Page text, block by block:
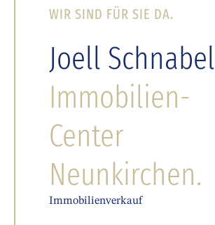
WIR SIND FÜR SIE DA.
Joell Schnabel
Immobilien-
Center
Neunkirchen.
Immobilienverkauf